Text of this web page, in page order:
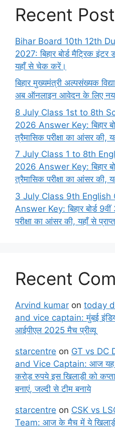
Recent
Bihar Board 10th 12th
2027: बिहार बोर्ड मैट्रिक इंटर
यहाँ से चेक करें।
बिहार मुख्यमंत्री अल्पसंख्यक
अब ऑनलाइन आवेदन के लिए
8 July Class 1st to 8th
2026 Answer Key: बिहार
त्रैमासिक परीक्षा का आंसर की,
7 July Class 1 to 8th
2026 Answer Key: बिहार
त्रैमासिक परीक्षा का आंसर की,
3 July Class 9th English
Answer Key: बिहार बोर्ड
परीक्षा का आंसर की, यहाँ से
Recent
Arvind kumar on today
and vice captain: मुंबई
आईपीएल 2025 मैच प्रीव्यू
starcentre on GT vs DC
and Vice Captain: आज यह
करोड़ रुपये इस खिलाड़ी को
बनाएं, जल्दी से टीम बनाये
starcentre on CSK vs
Team: आज के मैच में ये